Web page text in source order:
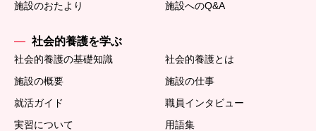
施設のおたより
施設へのQ&A
社会的養護を学ぶ
社会的養護の基礎知識
社会的養護とは
施設の概要
施設の仕事
就活ガイド
職員インタビュー
実習について
用語集